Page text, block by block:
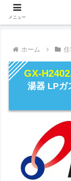
ホーム
GX-
湯器 LPガ
メニュー